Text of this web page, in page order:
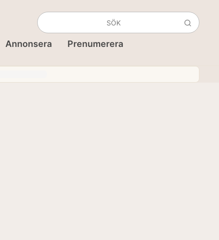
Annonsera Prenumerera